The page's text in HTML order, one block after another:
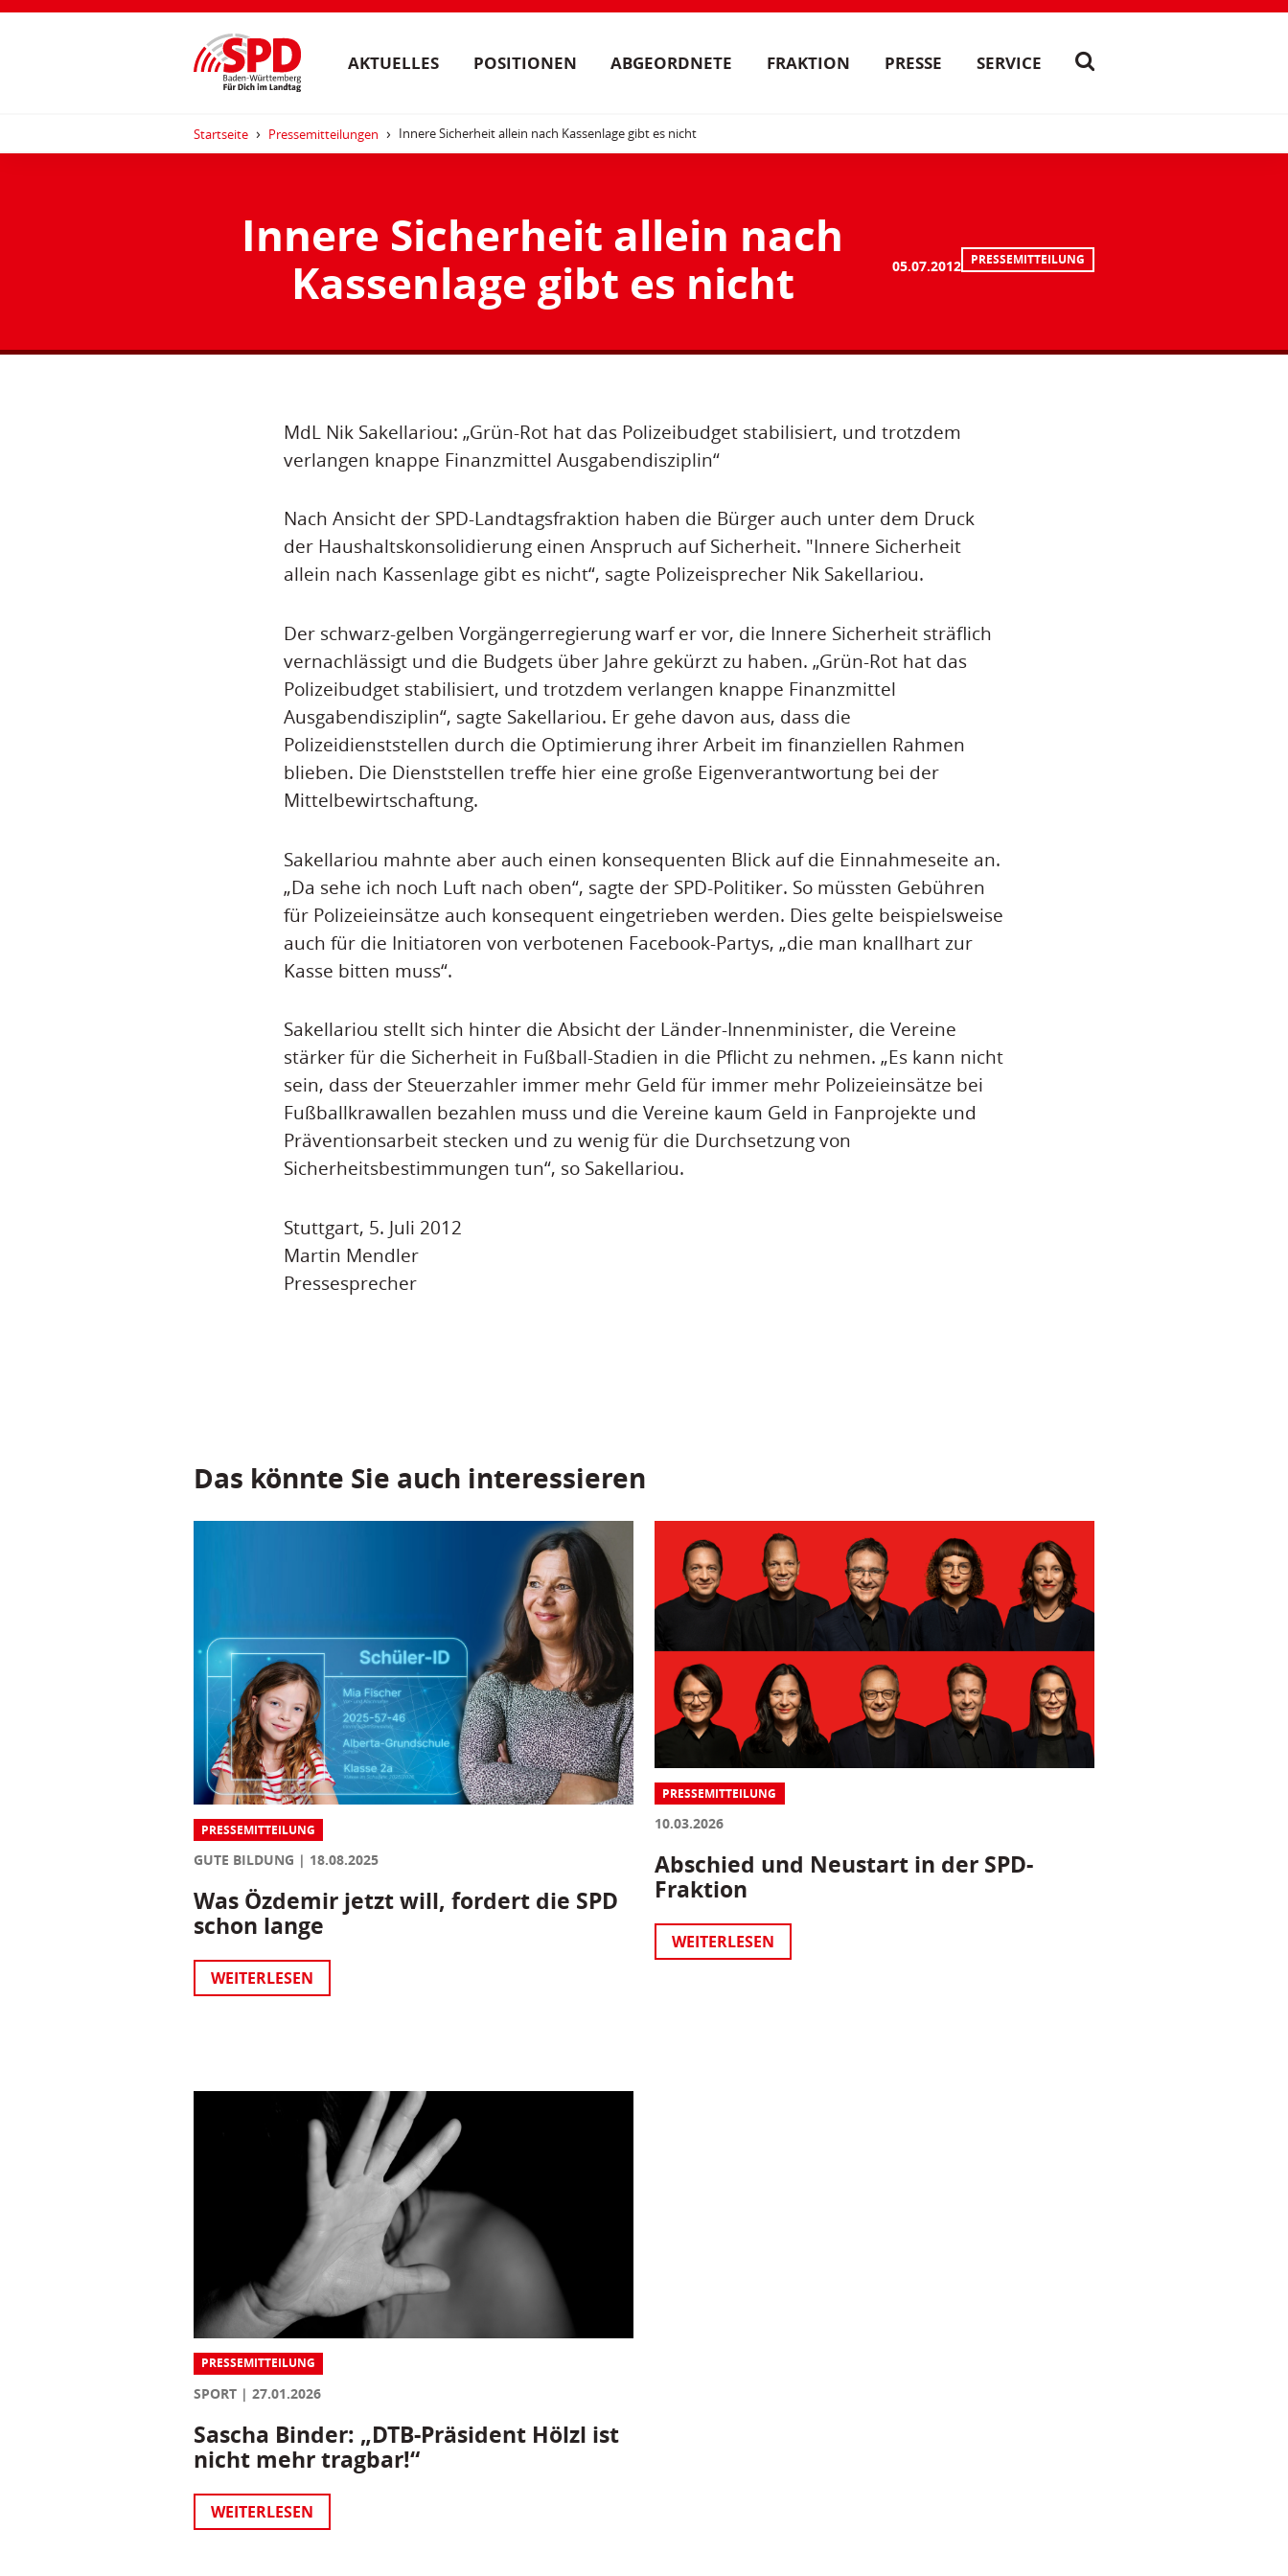
AKTUELLES POSITIONEN ABGEORDNETE FRAKTION PRESSE SERVICE
Startseite Pressemitteilungen Innere Sicherheit allein nach Kassenlage gibt es nicht
Innere Sicherheit allein nach
Kassenlage gibt es nicht
05.07.2012 PRESSEMITTEILUNG
MdL Nik Sakellariou: „Grün-Rot hat das Polizeibudget stabilisiert, und trotzdem
verlangen knappe Finanzmittel Ausgabendisziplin“
Nach Ansicht der SPD-Landtagsfraktion haben die Bürger auch unter dem Druck
der Haushaltskonsolidierung einen Anspruch auf Sicherheit. "Innere Sicherheit
allein nach Kassenlage gibt es nicht“, sagte Polizeisprecher Nik Sakellariou.
Der schwarz-gelben Vorgängerregierung warf er vor, die Innere Sicherheit sträflich
vernachlässigt und die Budgets über Jahre gekürzt zu haben. „Grün-Rot hat das
Polizeibudget stabilisiert, und trotzdem verlangen knappe Finanzmittel
Ausgabendisziplin“, sagte Sakellariou. Er gehe davon aus, dass die
Polizeidienststellen durch die Optimierung ihrer Arbeit im finanziellen Rahmen
blieben. Die Dienststellen treffe hier eine große Eigenverantwortung bei der
Mittelbewirtschaftung.
Sakellariou mahnte aber auch einen konsequenten Blick auf die Einnahmeseite an.
„Da sehe ich noch Luft nach oben“, sagte der SPD-Politiker. So müssten Gebühren
für Polizeieinsätze auch konsequent eingetrieben werden. Dies gelte beispielsweise
auch für die Initiatoren von verbotenen Facebook-Partys, „die man knallhart zur
Kasse bitten muss“.
Sakellariou stellt sich hinter die Absicht der Länder-Innenminister, die Vereine
stärker für die Sicherheit in Fußball-Stadien in die Pflicht zu nehmen. „Es kann nicht
sein, dass der Steuerzahler immer mehr Geld für immer mehr Polizeieinsätze bei
Fußballkrawallen bezahlen muss und die Vereine kaum Geld in Fanprojekte und
Präventionsarbeit stecken und zu wenig für die Durchsetzung von
Sicherheitsbestimmungen tun“, so Sakellariou.
Stuttgart, 5. Juli 2012
Martin Mendler
Pressesprecher
Das könnte Sie auch interessieren
PRESSEMITTEILUNG
GUTE BILDUNG 18.08.2025
Was Özdemir jetzt will, fordert die SPD
schon lange
WEITERLESEN
PRESSEMITTEILUNG
10.03.2026
Abschied und Neustart in der SPD-
Fraktion
WEITERLESEN
PRESSEMITTEILUNG
SPORT 27.01.2026
Sascha Binder: „DTB-Präsident Hölzl ist
nicht mehr tragbar!“
WEITERLESEN